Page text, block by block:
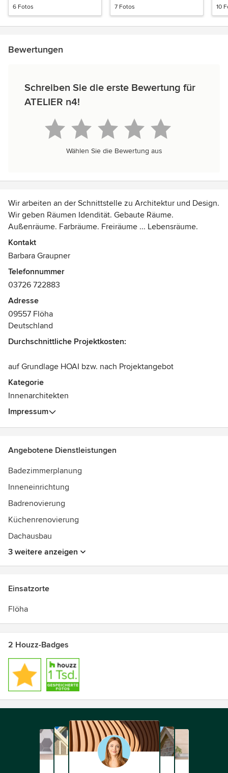
6 Fotos 7 Fotos 10
Bewertungen
Schreiben Sie die erste Bewertung für
ATELIER n4!
Wählen Sie die Bewertung aus
Wir arbeiten an der Schnittstelle zu Architektur und Design.
Wir geben Räumen Idendität. Gebaute Räume.
Außenräume. Farbräume. Freiräume ... Lebensräume.
konzeption . planung _ Innenarchitektur. Architektur.
Landschaftsgestaltung. Ausstellungsgestaltung. Design
produktion . realisierung _ Wir verbinden klassische
Handarbeit aus Holz, Glas und Metall mit
Industrieprodukten wie Möbel, Leuchten und Stoffe ... Wir
setzen Entwürfe um ... Immer sind die Lösungen speziell
eigene Projekte sowie die weiterer Büros für
Kontakt
Barbara Graupner
Telefonnummer
03726 722883
Adresse
09557 Flöha
Deutschland
Durchschnittliche Projektkosten:
auf Grundlage HOAI bzw. nach Projektangebot
Kategorie
Innenarchitekten
Impressum
Angebotene Dienstleistungen
Badezimmerplanung
Inneneinrichtung
Badrenovierung
Küchenrenovierung
Dachausbau
3 weitere anzeigen
Einsatzorte
Flöha
2 Houzz-Badges